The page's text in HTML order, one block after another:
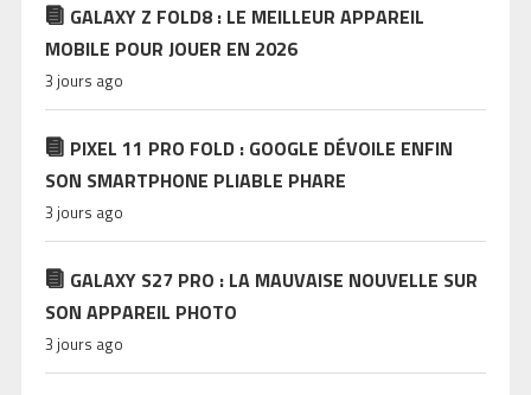
GALAXY Z FOLD8 : LE MEILLEUR APPAREIL
MOBILE POUR JOUER EN 2026
3 jours ago
PIXEL 11 PRO FOLD : GOOGLE DÉVOILE ENFIN
SON SMARTPHONE PLIABLE PHARE
3 jours ago
GALAXY S27 PRO : LA MAUVAISE NOUVELLE SUR
SON APPAREIL PHOTO
3 jours ago